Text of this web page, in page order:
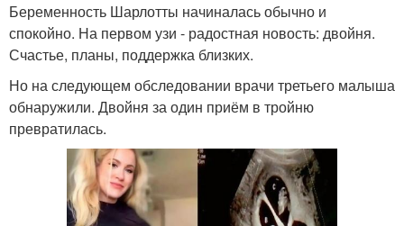
Беременность Шарлотты начиналась обычно и
спокойно. На первом узи - радостная новость: двойня.
Счастье, планы, поддержка близких.
Но на следующем обследовании врачи третьего малыша
обнаружили. Двойня за один приём в тройню
превратилась.